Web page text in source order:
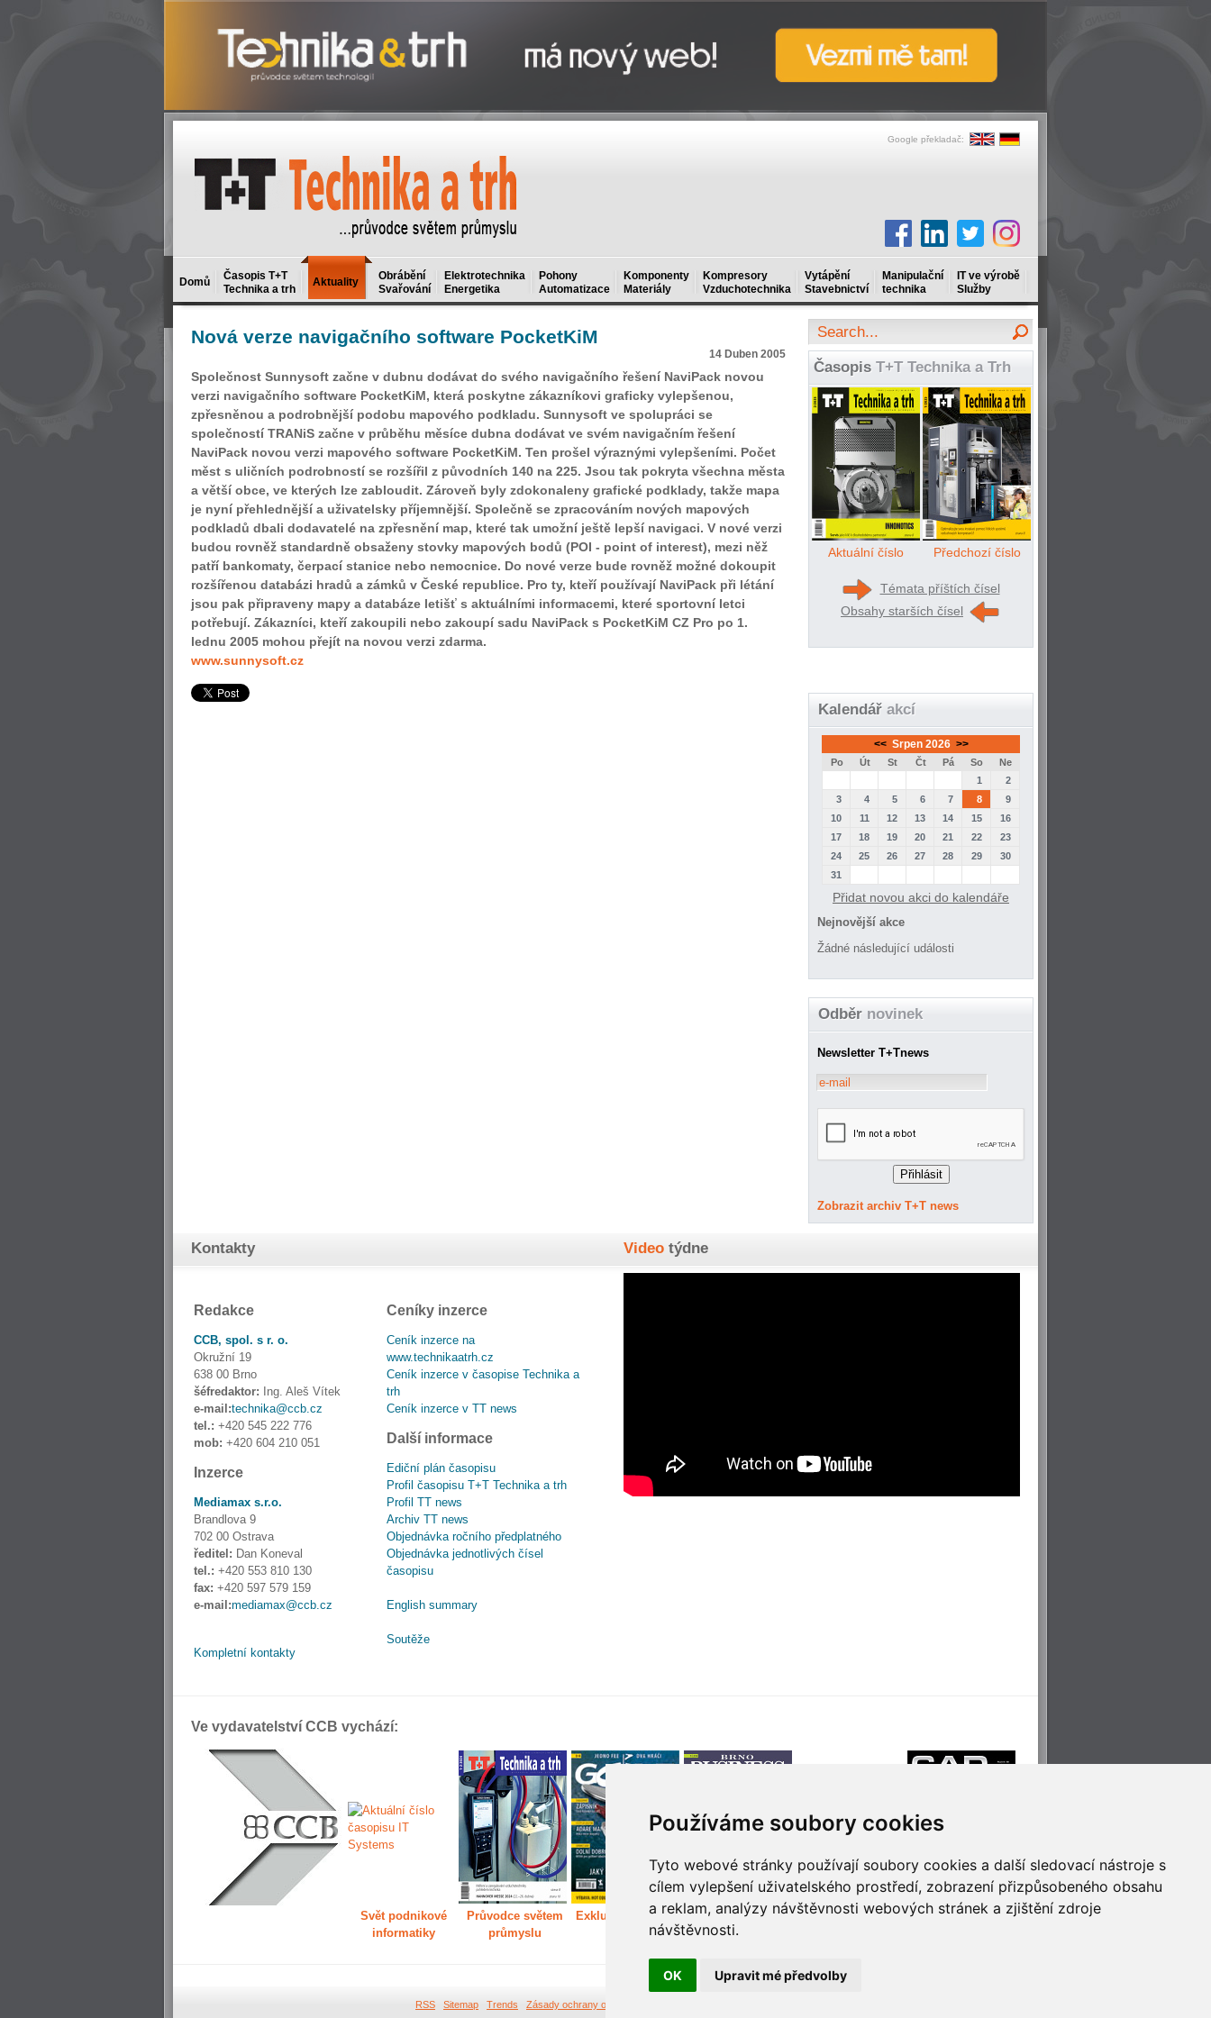
Používáme soubory cookies
Tyto webové stránky používají soubory cookies a další sledovací nástroje s
cílem vylepšení uživatelského prostředí, zobrazení přizpůsobeného obsahu
a reklam, analýzy návštěvnosti webových stránek a zjištění zdroje
návštěvnosti.
OK Upravit mé předvolby
Google překladač:
Domů
Časopis T+T
Technika a trh
Aktuality
Obrábění
Svařování
Elektrotechnika
Energetika
Pohony
Automatizace
Komponenty
Materiály
Kompresory
Vzduchotechnika
Vytápění
Stavebnictví
Manipulační
technika
IT ve výrobě
Služby
Nová verze navigačního software PocketKiM
14 Duben 2005
Společnost Sunnysoft začne v dubnu dodávat do svého navigačního řešení NaviPack novou
verzi navigačního software PocketKiM, která poskytne zákazníkovi graficky vylepšenou,
zpřesněnou a podrobnější podobu mapového podkladu. Sunnysoft ve spolupráci se
společností TRANiS začne v průběhu měsíce dubna dodávat ve svém navigačním řešení
NaviPack novou verzi mapového software PocketKiM. Ten prošel výraznými vylepšeními. Počet
měst s uličních podrobností se rozšířil z původních 140 na 225. Jsou tak pokryta všechna města
a větší obce, ve kterých lze zabloudit. Zároveň byly zdokonaleny grafické podklady, takže mapa
je nyní přehlednější a uživatelsky příjemnější. Společně se zpracováním nových mapových
podkladů dbali dodavatelé na zpřesnění map, které tak umožní ještě lepší navigaci. V nové verzi
budou rovněž standardně obsaženy stovky mapových bodů (POI - point of interest), mezi něž
patří bankomaty, čerpací stanice nebo nemocnice. Do nové verze bude rovněž možné dokoupit
rozšířenou databázi hradů a zámků v České republice. Pro ty, kteří používají NaviPack při létání
jsou pak připraveny mapy a databáze letišť s aktuálními informacemi, které sportovní letci
potřebují. Zákazníci, kteří zakoupili nebo zakoupí sadu NaviPack s PocketKiM CZ Pro po 1.
lednu 2005 mohou přejít na novou verzi zdarma.
www.sunnysoft.cz
Časopis T+T Technika a Trh
Aktuální číslo Předchozí číslo
Témata příštích čísel
Obsahy starších čísel
Kalendář akcí
<< Srpen 2026 >>
Po Út St Čt Pá So
Ne
1
2
3
4 5 6 7 8
9
10
11 12 13 14 15
16
17
18 19 20 21 22
23
24
25 26 27 28 29
30
31
Přidat novou akci do kalendáře
Nejnovější akce
Žádné následující události
Odběr novinek
Newsletter T+Tnews
Zobrazit archiv T+T news
Kontakty
Redakce
CCB, spol. s r. o.
Okružní 19
638 00 Brno
šéfredaktor: Ing. Aleš Vítek
e-mail:technika@ccb.cz
tel.: +420 545 222 776
mob: +420 604 210 051
Inzerce
Mediamax s.r.o.
Brandlova 9
702 00 Ostrava
ředitel: Dan Koneval
tel.: +420 553 810 130
fax: +420 597 579 159
e-mail:mediamax@ccb.cz
Kompletní kontakty
Ceníky inzerce
Ceník inzerce na
www.technikaatrh.cz
Ceník inzerce v časopise Technika a
trh
Ceník inzerce v TT news
Další informace
Ediční plán časopisu
Profil časopisu T+T Technika a trh
Profil TT news
Archiv TT news
Objednávka ročního předplatného
Objednávka jednotlivých čísel
časopisu
English summary
Soutěže
Video týdne
Ve vydavatelství CCB vychází:
Svět podnikové
informatiky
Průvodce světem
průmyslu
Exkluzivně světem
Děláme Brno větší Příjemné cestování
Technologie pro
RSS Sitemap Trends Zásady ochrany osobních údajů